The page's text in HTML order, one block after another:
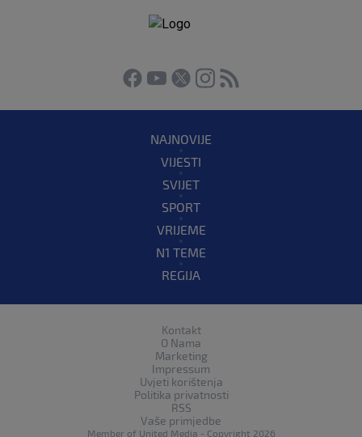
NAJNOVIJE
VIJESTI
SVIJET
SPORT
VRIJEME
N1 TEME
REGIJA
Kontakt
O Nama
Marketing
Impressum
Uvjeti korištenja
Politika privatnosti
RSS
Vaše primjedbe
Member of United Media - Copyright 2026